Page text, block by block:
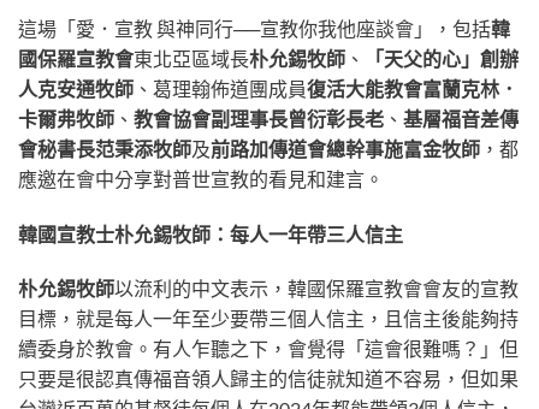
這場「愛．宣教 與神同行──宣教你我他座談會」，包括韓
國保羅宣教會東北亞區域長朴允錫牧師 、
「天父的心」創辦
人克安通牧師 、葛理翰佈道團成員復活大能教會富蘭克林．
卡爾弗牧師 、 教會協會副理事長曾衍彰長老 、 基層福音差傳
會秘書長范秉添牧師及前路加傳道會總幹事施富金牧師 ，都
應邀在會中分享對普世宣教的看見和建言。
韓國宣教士朴允錫牧師：每人一年帶三人信主
朴允錫牧師以流利的中文表示，韓國保羅宣教會會友的宣教
目標，就是每人一年至少要帶三個人信主，且信主後能夠持
續委身於教會。有人乍聽之下，會覺得「這會很難嗎？」但
只要是很認真傳福音領人歸主的信徒就知道不容易，但如果